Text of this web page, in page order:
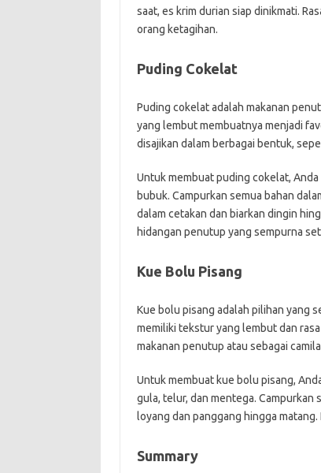
saat, es krim durian siap dinikmati.
orang ketagihan.
Puding Cokelat
Puding cokelat adalah makanan
yang lembut membuatnya menjadi
disajikan dalam berbagai bentuk,
Untuk membuat puding cokelat,
bubuk. Campurkan semua bahan
dalam cetakan dan biarkan dingin
hidangan penutup yang sempurna
Kue Bolu Pisang
Kue bolu pisang adalah pilihan yang
memiliki tekstur yang lembut dan
makanan penutup atau sebagai
Untuk membuat kue bolu pisang,
gula, telur, dan mentega. Campurkan
loyang dan panggang hingga
Summary